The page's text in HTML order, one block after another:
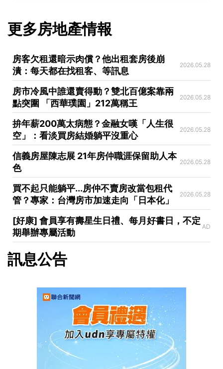
更多房地產情報
房客欠租還暗示肉償？他出租套房後崩
潰：每天都在找租客、等訊息
2026.05.28
房市冷風中誰還賣得動？雙北百億案靠兩
點突圍 「西華璞園」212萬稱王
2026.05.28
拚年薪200萬太病態？金融女嘆「人生很
空」：看淡買房結婚躺平沒重心
2026.05.28
信義房屋陳志展 21年房仲職涯保留助人本
色
2026.05.28
買不起只能躺平...房仲不賣房改當包租代
管？專家：台灣房市加速走向「日本化」
2026.05.28
[好康] 會員享有壽星生日禮、每月好書日，不定
期舉辦專屬活動
AD
訊息公告